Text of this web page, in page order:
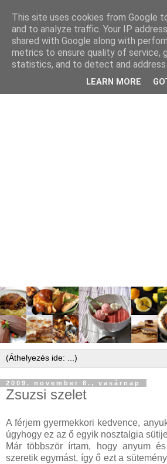
2009. november 8., vasárnap
Zsuzsi szelet
A férjem gyermekkori kedvence,
úgyhogy ez az ő egyik nosztalgia
Már többször írtam, hogy anyum
szeretik egymást, így ő ezt a
This site uses cookies from Google
and to analyze traffic. Your IP
shared with Google along with
metrics to ensure quality of service,
statistics, and to detect and address
LEARN MORE